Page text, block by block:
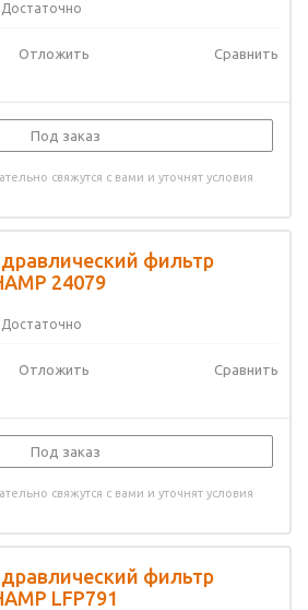
Достаточно
Отложить Сравнить
Под заказ
свяжутся с вами и уточнят условия
фильтр
24079
Достаточно
Отложить Сравнить
Под заказ
свяжутся с вами и уточнят условия
фильтр
LFP791